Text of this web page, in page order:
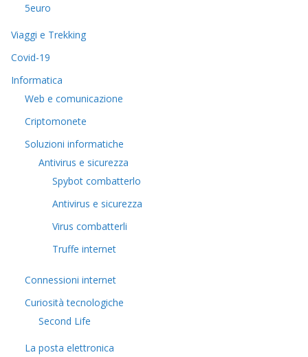
5euro
Viaggi e Trekking
Covid-19
Informatica
Web e comunicazione
Criptomonete
Soluzioni informatiche
Antivirus e sicurezza
Spybot combatterlo
Antivirus e sicurezza
Virus combatterli
Truffe internet
Connessioni internet
Curiosità tecnologiche
​Second Life
La posta elettronica